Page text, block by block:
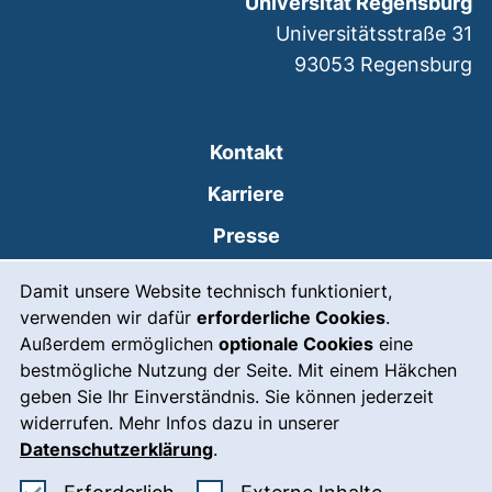
Damit unsere Website technisch funktioniert,
verwenden wir dafür erforderliche Cookies.
Außerdem ermöglichen optionale Cookies eine
bestmögliche Nutzung der Seite. Mit einem Häkchen
geben Sie Ihr Einverständnis. Sie können jederzeit
widerrufen. Mehr Infos dazu in unserer
Datenschutzerklärung.
Kontakt
Karriere
Presse
Leichte Sprache
Gebärdensprache
Notfall(externer Link, öffnet
Impressum
Barrierefreiheit
Universitätsstraße 31
93053 Regensburg